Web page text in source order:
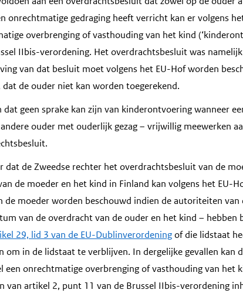
onrechtmatige gedraging heeft verricht kan er volgens
overbrenging of vasthouding van het kind
IIbis-verordening. Het overdrachtsbesluit was
van dat besluit moet volgens het EU-Hof worden
de ouder niet kan worden toegerekend.
geen sprake kan zijn van kinderontvoering wanneer
ouder met ouderlijk gezag – vrijwillig meewerken
dat de Zweedse rechter het overdrachtsbesluit van de
de moeder en het kind in Finland kan volgens het EU-
de moeder worden beschouwd indien de autoriteiten van
van de overdracht van de ouder en het kind – hebben
29, lid 3 van de EU-Dublinverordeningof die lidstaat
om in de lidstaat te verblijven. In dergelijke gevallen kan
een onrechtmatige overbrenging of vasthouding van het
van artikel 2, punt 11 van de Brussel IIbis-verordening